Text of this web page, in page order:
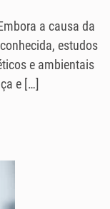
a causa da
estudos
e ambientais
e […]